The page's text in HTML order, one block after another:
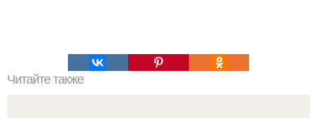
Читайте также